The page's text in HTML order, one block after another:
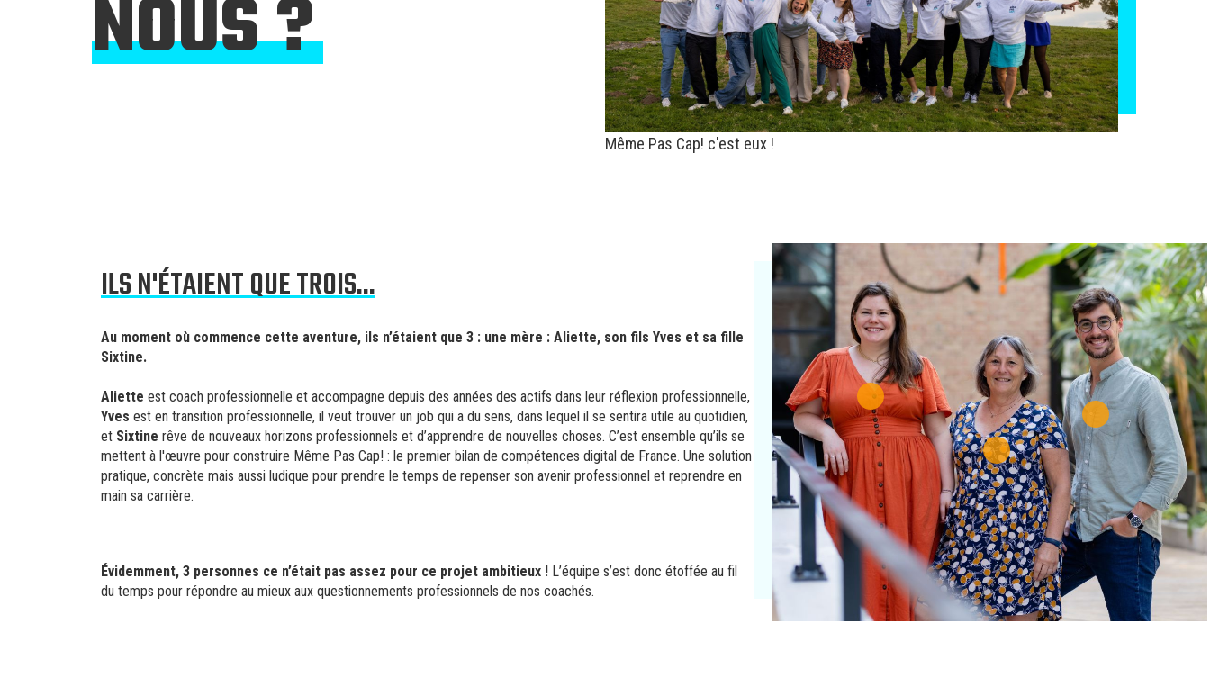
NOUS ?
Même Pas Cap! c'est eux !
ILS N'ÉTAIENT QUE TROIS...
Au moment où commence cette aventure, ils n’étaient que 3 : une mère : Aliette, son fils Yves et sa fille
Sixtine.
Aliette est coach professionnelle et accompagne depuis des années des actifs dans leur réflexion professionnelle,
Yves est en transition professionnelle, il veut trouver un job qui a du sens, dans lequel il se sentira utile au quotidien,
et Sixtine rêve de nouveaux horizons professionnels et d’apprendre de nouvelles choses. C’est ensemble qu’ils se
mettent à l'œuvre pour construire Même Pas Cap! : le premier bilan de compétences digital de France. Une solution
pratique, concrète mais aussi ludique pour prendre le temps de repenser son avenir professionnel et reprendre en
main sa carrière.
Cliquez sur les points oranges pour découvrir les fondateurs
Évidemment, 3 personnes ce n’était pas assez pour ce projet ambitieux ! L’équipe s’est donc étoffée au fil
du temps pour répondre au mieux aux questionnements professionnels de nos coachés.